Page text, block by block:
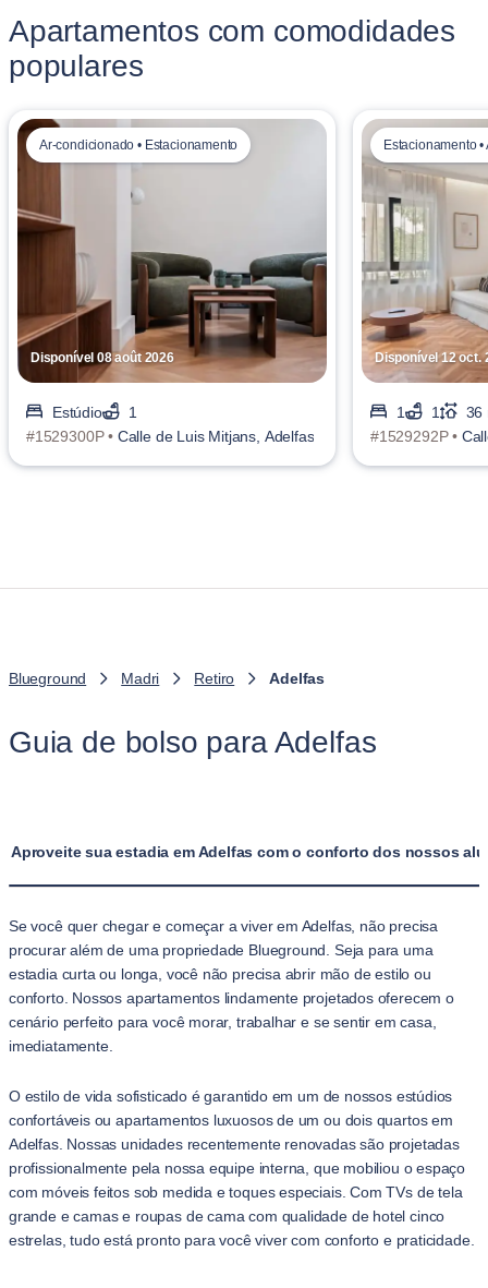
Apartamentos com comodidades
populares
Disponível 08 août 2026
Ar-condicionado • Estacionamento
Estúdio
1
#1529300P • Calle de Luis Mitjans, Adelfas
Disponível 12 oct.
Estacionamento
1 1
36
#1529292P •
Blueground Madri Retiro Adelfas
Guia de bolso para Adelfas
Aproveite sua estadia em Adelfas com o conforto dos nossos
Se você quer chegar e começar a viver em Adelfas, não precisa
procurar além de uma propriedade Blueground. Seja para uma
estadia curta ou longa, você não precisa abrir mão de estilo ou
conforto. Nossos apartamentos lindamente projetados oferecem o
cenário perfeito para você morar, trabalhar e se sentir em casa,
imediatamente.
O estilo de vida sofisticado é garantido em um de nossos estúdios
confortáveis ou apartamentos luxuosos de um ou dois quartos em
Adelfas. Nossas unidades recentemente renovadas são projetadas
profissionalmente pela nossa equipe interna, que mobiliou o espaço
com móveis feitos sob medida e toques especiais. Com TVs de tela
grande e camas e roupas de cama com qualidade de hotel cinco
estrelas, tudo está pronto para você viver com conforto e praticidade.